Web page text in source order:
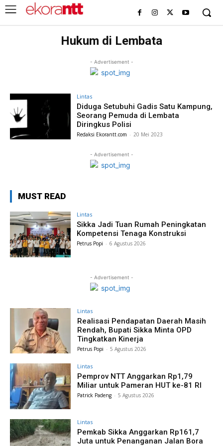
Hukum di Lembata
- Advertisement -
Lintas
Diduga Setubuhi Gadis Satu Kampung,
Seorang Pemuda di Lembata
Diringkus Polisi
Redaksi Ekorantt.com - 20 Mei 2023
- Advertisement -
MUST READ
Lintas
Sikka Jadi Tuan Rumah Peningkatan
Kompetensi Tenaga Konstruksi
Petrus Popi - 6 Agustus 2026
- Advertisement -
Lintas
Realisasi Pendapatan Daerah Masih
Rendah, Bupati Sikka Minta OPD
Tingkatkan Kinerja
Petrus Popi - 5 Agustus 2026
Lintas
Pemprov NTT Anggarkan Rp1,79
Miliar untuk Pameran HUT ke-81 RI
Patrick Padeng - 5 Agustus 2026
Lintas
Pemkab Sikka Anggarkan Rp161,7
Juta untuk Penanganan Jalan Bora